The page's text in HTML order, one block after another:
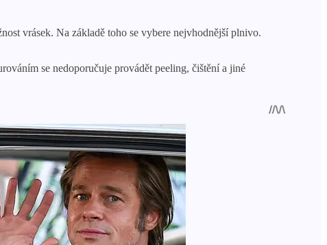
vrásek. Na základě toho se vybere nejvhodnější plnivo.
se nedoporučuje provádět peeling, čištění a jiné